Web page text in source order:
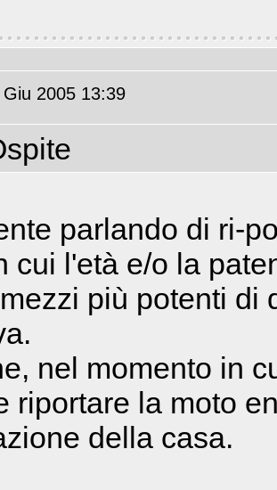
2005 13:39
parlando di ri-
cui l'età e/o la
più potenti di
nel momento in
riportare la moto
della casa.